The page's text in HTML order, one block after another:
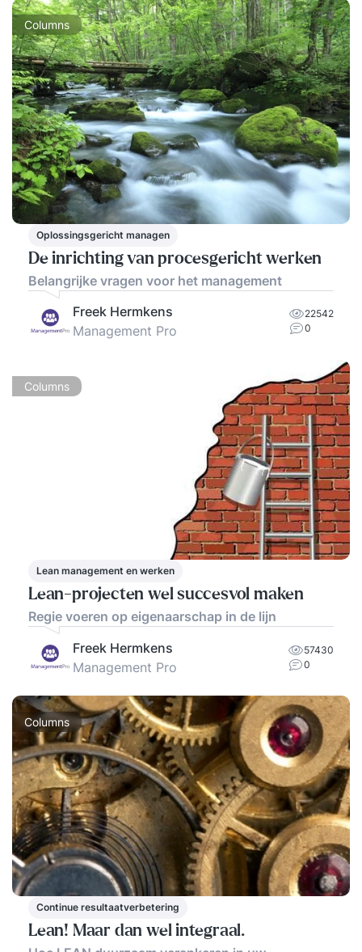
Columns
Oplossingsgericht managen
De inrichting van procesgericht werken
Belangrijke vragen voor het management
Freek Hermkens
Management Pro
22542
0
Columns
Lean management en werken
Lean-projecten wel succesvol maken
Regie voeren op eigenaarschap in de lijn
Freek Hermkens
Management Pro
57430
0
Columns
Continue resultaatverbetering
Lean! Maar dan wel integraal.